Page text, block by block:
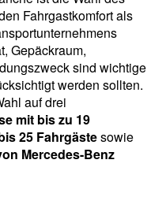
Fahrgastkomfort als
Gepäckraum,
sind wichtige
werden sollten.
auf drei
mit bis zu 19
25 Fahrgästesowie
Mercedes-Benz